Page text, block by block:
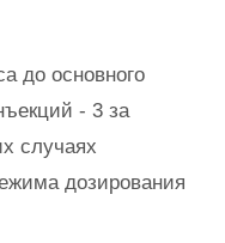
до основного
- 3 за
случаях
дозирования